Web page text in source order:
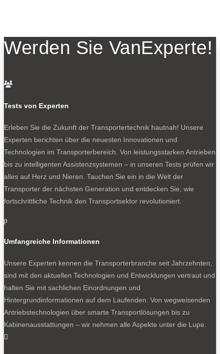
Werden Sie VanExperte!

Tests von Experten
Erleben Sie die Zukunft der Transportertechnik hautnah! Unsere
Experten berichten über die neuesten Innovationen und
Technologien im Transporterbereich. Von leistungsstarken Antrieben
bis zu intelligenten Assistenzsystemen – in unseren Tests prüfen wir
alles auf Herz und Nieren. Tauchen Sie ein in die Welt der
Transporter der nächsten Generation und entdecken Sie, wie
fortschrittliche Technik den Transportsektor revolutioniert.
p
Umfangreiche Informationen
Unsere Experten kennen die Transporterbranche seit Jahrzehnten,
sind mit den aktuellen Technologien und Entwicklungen vertraut und
halten Sie mit sachlichen Einordnungen und
Hintergrundinformationen auf dem Laufenden. Von wegweisenden
Antriebstechnologien über smarte Transportlösungen bis zu
Kabinenausstattungen – wir nehmen alle Aspekte unter die Lupe.
